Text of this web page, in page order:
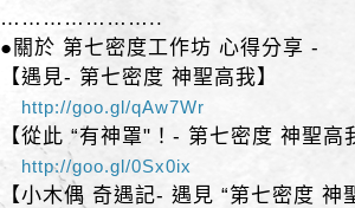
…………………..
●關於 第七密度工作坊 心得分享 -
【遇見- 第七密度 神聖高我】
http://goo.gl/qAw7Wr
【從此 “有神罩"！- 第七密度 神聖高
http://goo.gl/0Sx0ix
【小木偶 奇遇記- 遇見 “第七密度 神